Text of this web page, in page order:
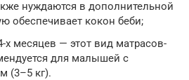
нуждаются в дополнительной
обеспечивает кокон беби;
х месяцев — этот вид матрасов-
для малышей с
(3–5 кг).